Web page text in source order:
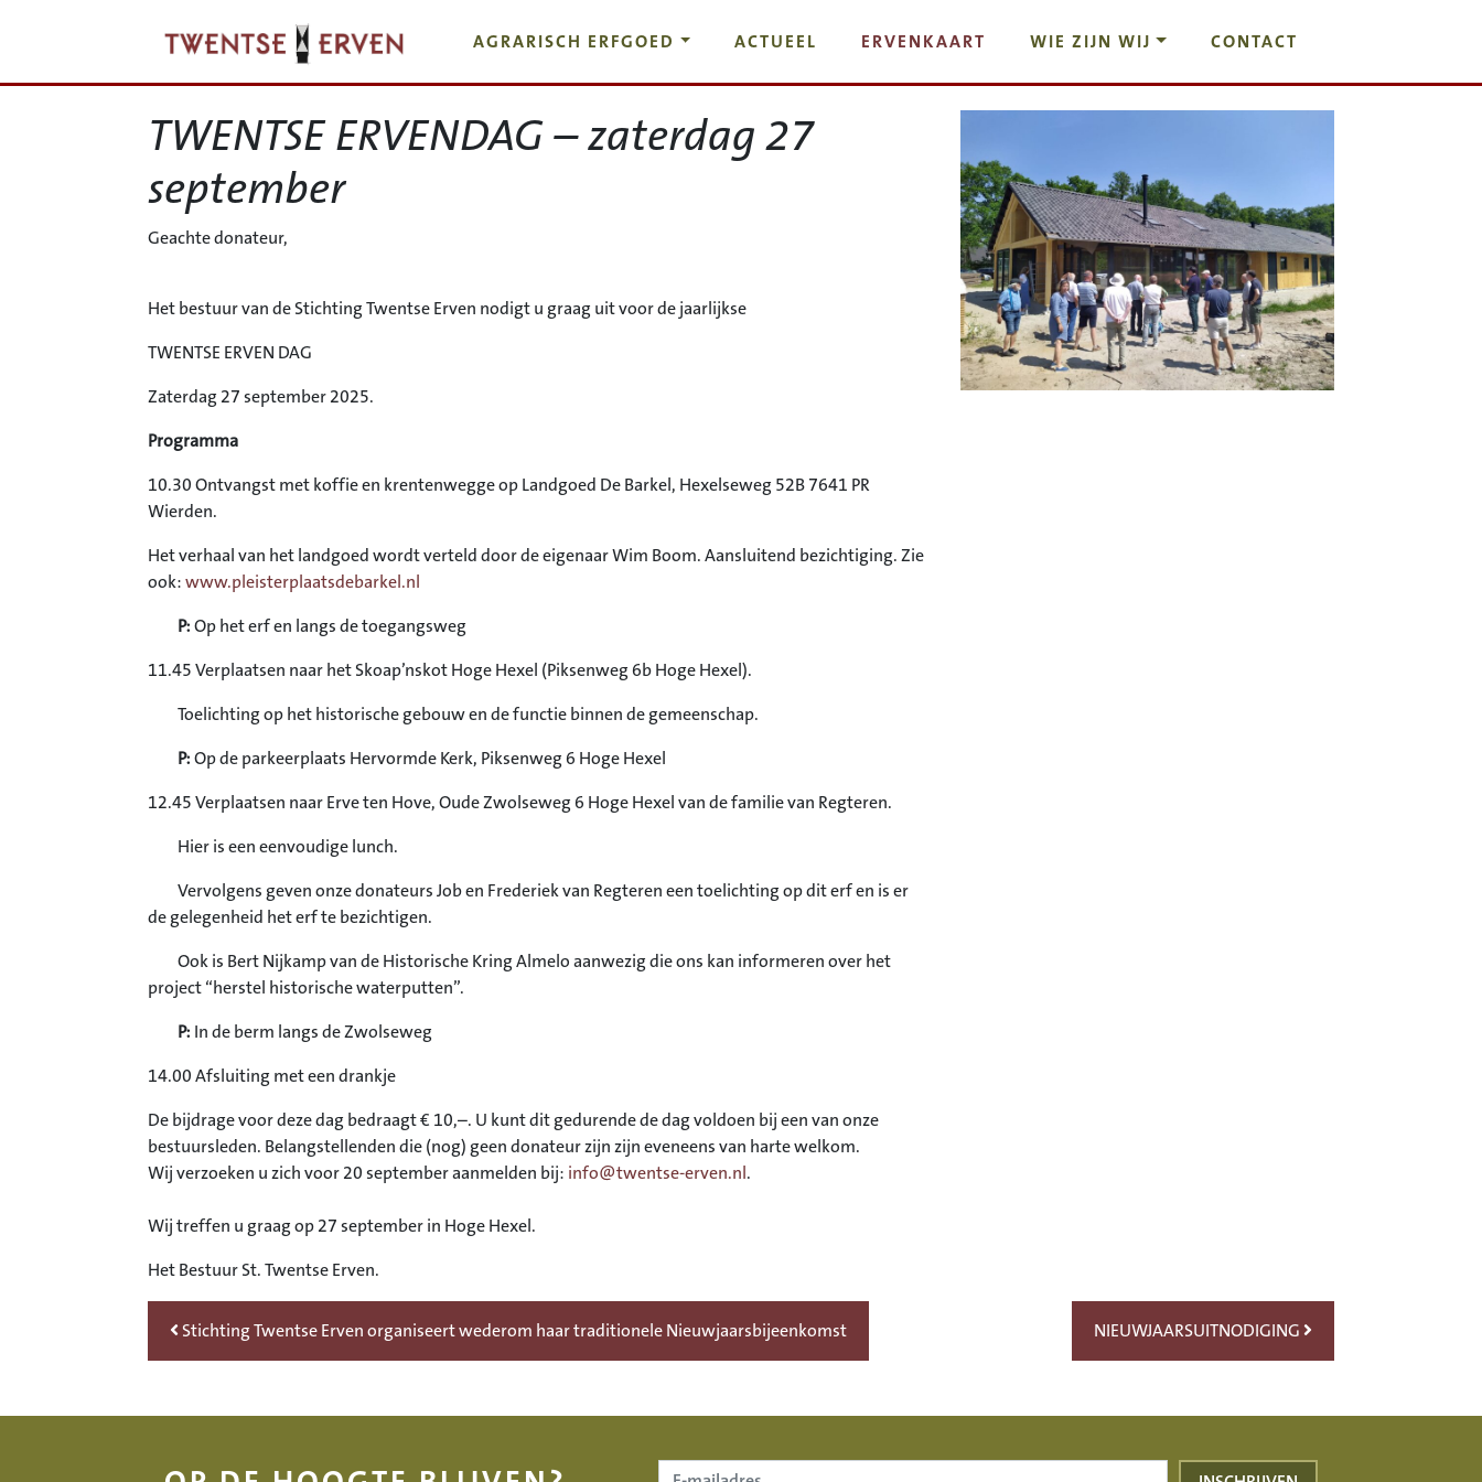
AGRARISCH ERFGOED ACTUEEL ERVENKAART WIE ZIJN WIJ CONTACT
TWENTSE ERVENDAG – zaterdag 27
september
Geachte donateur,
Het bestuur van de Stichting Twentse Erven nodigt u graag uit voor de jaarlijkse
TWENTSE ERVEN DAG
Zaterdag 27 september 2025.
Programma
10.30 Ontvangst met koffie en krentenwegge op Landgoed De Barkel, Hexelseweg 52B 7641 PR
Wierden.
Het verhaal van het landgoed wordt verteld door de eigenaar Wim Boom. Aansluitend bezichtiging. Zie
ook:www.pleisterplaatsdebarkel.nl
P:Op het erf en langs de toegangsweg
11.45 Verplaatsen naar het Skoap’nskot Hoge Hexel (Piksenweg 6b Hoge Hexel).
Toelichting op het historische gebouw en de functie binnen de gemeenschap.
P:Op de parkeerplaats Hervormde Kerk, Piksenweg 6 Hoge Hexel
12.45 Verplaatsen naar Erve ten Hove, Oude Zwolseweg 6 Hoge Hexel van de familie van Regteren.
Hier is een eenvoudige lunch.
Vervolgens geven onze donateurs Job en Frederiek van Regteren een toelichting op dit erf en is er
de gelegenheid het erf te bezichtigen.
Ook is Bert Nijkamp van de Historische Kring Almelo aanwezig die ons kan informeren over het
project “herstel historische waterputten”.
P: In de berm langs de Zwolseweg
14.00 Afsluiting met een drankje
De bijdrage voor deze dag bedraagt € 10,–. U kunt dit gedurende de dag voldoen bij een van onze
bestuursleden. Belangstellenden die (nog) geen donateur zijn zijn eveneens van harte welkom.
Wij verzoeken u zich voor 20 september aanmelden bij: info@twentse-erven.nl .
Wij treffen u graag op 27 september in Hoge Hexel.
Het Bestuur St. Twentse Erven.
Bericht Navigatie
Stichting Twentse Erven organiseert wederom haar traditionele Nieuwjaarsbijeenkomst NIEUWJAARSUITNODIGING